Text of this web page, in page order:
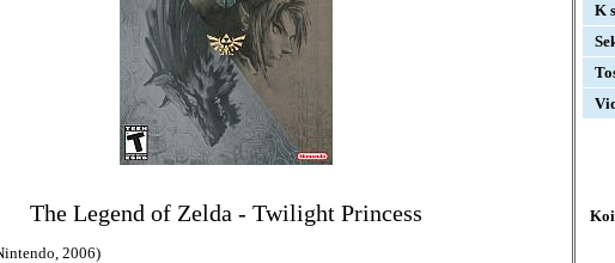
K
The Legend of Zelda - Twilight Princess
2006)